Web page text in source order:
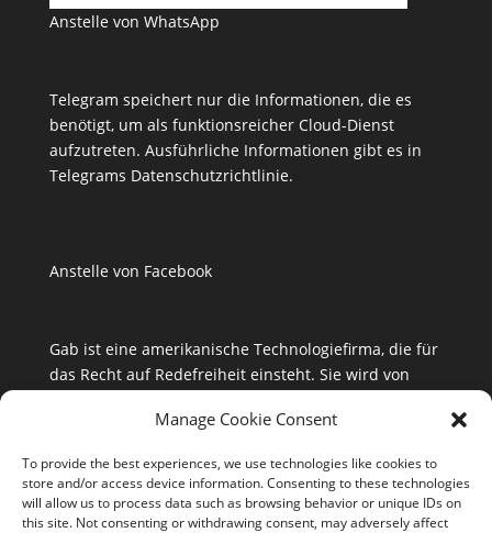
Manage Cookie Consent
To provide the best experiences, we use technologies like cookies to
store and/or access device information. Consenting to these technologies
will allow us to process data such as browsing behavior or unique IDs on
this site. Not consenting or withdrawing consent, may adversely affect
Anstelle von WhatsApp
Telegram speichert nur die Informationen, die es
benötigt, um als funktionsreicher Cloud-Dienst
aufzutreten. Ausführliche Informationen gibt es in
Telegrams Datenschutzrichtlinie.
Anstelle von Facebook
Gab ist eine amerikanische Technologiefirma, die für
das Recht auf Redefreiheit einsteht. Sie wird von
Dienste zur Verfügung, die frei sind vom Einfluss des
Dritter.